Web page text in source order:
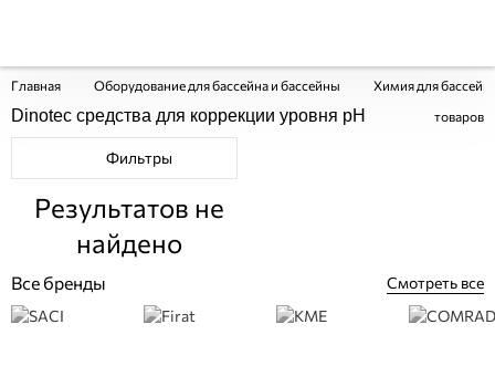
Главная Оборудование для бассейна и бассейны Химия для
Dinotec средства для коррекции уровня pH товаров
Фильтры
Результатов не
найдено
Все бренды Смотреть все